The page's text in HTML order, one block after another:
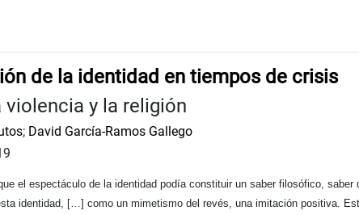
de la identidad en tiempos de crisis
violencia y la religión
; David García-Ramos Gallego
el espectáculo de la identidad podía constituir un saber filosófico,
identidad, […] como un mimetismo del revés, una imitación positiva.